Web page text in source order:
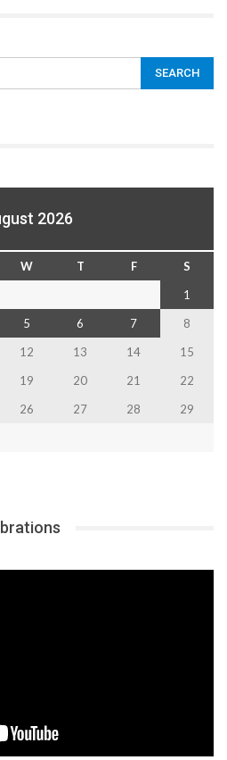
2026
W T F
S
1
5 6 7
8
12 13 14
15
19 20 21
22
26 27 28
29